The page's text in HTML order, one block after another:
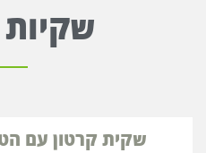
שקית קרטון עם